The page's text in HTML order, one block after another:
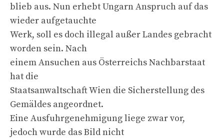
blieb aus. Nun erhebt Ungarn Anspruch auf das
wieder aufgetauchte
Werk, soll es doch illegal außer Landes gebracht
worden sein. Nach
einem Ansuchen aus Österreichs Nachbarstaat
hat die
Staatsanwaltschaft Wien die Sicherstellung des
Gemäldes angeordnet.
Eine Ausfuhrgenehmigung liege zwar vor,
jedoch wurde das Bild nicht